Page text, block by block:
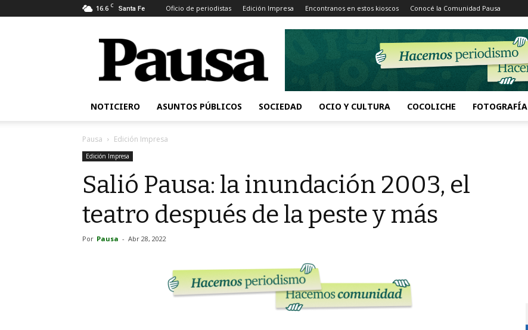
16.6 C Santa Fe Oficio de periodistas Edición Impresa Encontranos en estos kioscos Conocé la Comunidad Pausa
Pausa
NOTICIERO ASUNTOS PÚBLICOS SOCIEDAD OCIO Y CULTURA COCOLICHE FOTOGRAFÍA
Pausa Edición Impresa
Edición Impresa
Salió Pausa: la inundación 2003, el
teatro después de la peste y más
Por Pausa - Abr 28, 2022